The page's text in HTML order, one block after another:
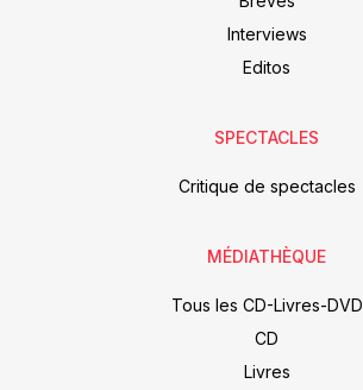
Interviews
Editos
SPECTACLES
Critique de spectacles
MÉDIATHÈQUE
Tous les CD-Livres-DVD
CD
Livres